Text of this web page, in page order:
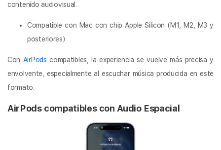
contenido audiovisual.
Compatible con Mac con chip Apple Silicon (M1, M2, M3 y
posteriores)
Con AirPods compatibles, la experiencia se vuelve más precisa y
envolvente, especialmente al escuchar música producida en este
formato.
AirPods compatibles con Audio Espacial